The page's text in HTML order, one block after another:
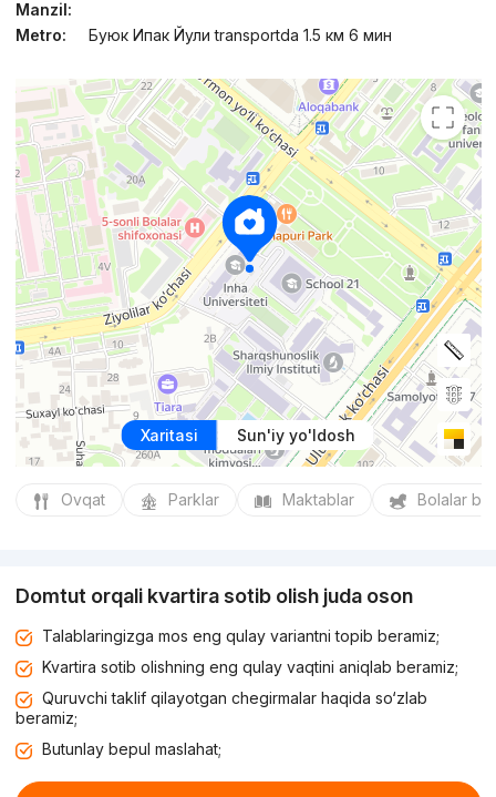
Manzil:
Metro:
Буюк Ипак Йули transportda 1.5 км 6 мин
Xaritasi Sun'iy yo'ldosh
Ovqat Parklar Maktablar Bolalar
Domtut orqali kvartira sotib olish juda oson
Talablaringizga mos eng qulay variantni topib beramiz;
Kvartira sotib olishning eng qulay vaqtini aniqlab beramiz;
Quruvchi taklif qilayotgan chegirmalar haqida so‘zlab
beramiz;
Butunlay bepul maslahat;